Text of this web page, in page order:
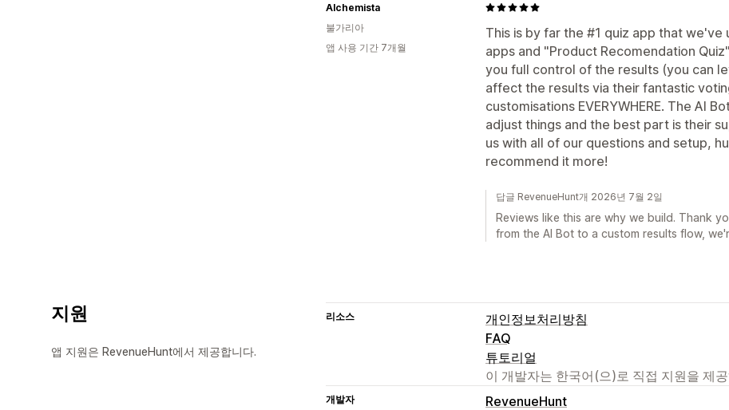
This is by far the #1 quiz app that
apps and "Product Recomendation
you full control of the results (you can
affect the results via their fantastic
customisations EVERYWHERE. The AI
adjust things and the best part is their
us with all of our questions and setup,
recommend it more!
Alchemista
불가리아
앱 사용 기간 7개월
답글 RevenueHunt개 2026년 7월 2일
Reviews like this are why we build. Thank
from the AI Bot to a custom results flow,
지원
앱 지원은 RevenueHunt에서 제공합니다.
리소스
개인정보처리방침
FAQ
튜토리얼
이 개발자는 한국어(으)로 직접 지원을 제
개발자
RevenueHunt